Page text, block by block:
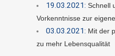
19.03.2021: Schnell
Vorkenntnisse zur
03.03.2021: Mit der
zu mehr Lebensqualität